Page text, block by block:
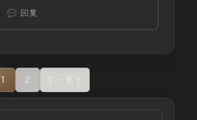
回复
1 2 下一页